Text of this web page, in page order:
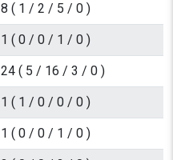
8 ( 1 / 2 / 5 / 0 )
1 ( 0 / 0 / 1 / 0 )
24 ( 5 / 16 / 3 / 0 )
1 ( 1 / 0 / 0 / 0 )
1 ( 0 / 0 / 1 / 0 )